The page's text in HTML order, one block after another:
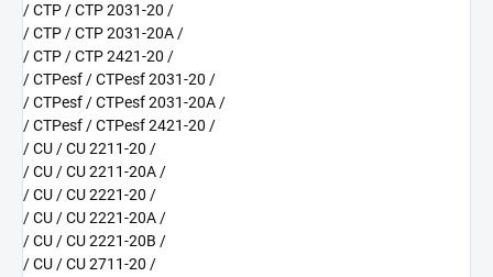
/ CTP / CTP 2031-20 /
/ CTP / CTP 2031-20A /
/ CTP / CTP 2421-20 /
/ CTPesf / CTPesf 2031-20 /
/ CTPesf / CTPesf 2031-20A /
/ CTPesf / CTPesf 2421-20 /
/ CU / CU 2211-20 /
/ CU / CU 2211-20A /
/ CU / CU 2221-20 /
/ CU / CU 2221-20A /
/ CU / CU 2221-20B /
/ CU / CU 2711-20 /